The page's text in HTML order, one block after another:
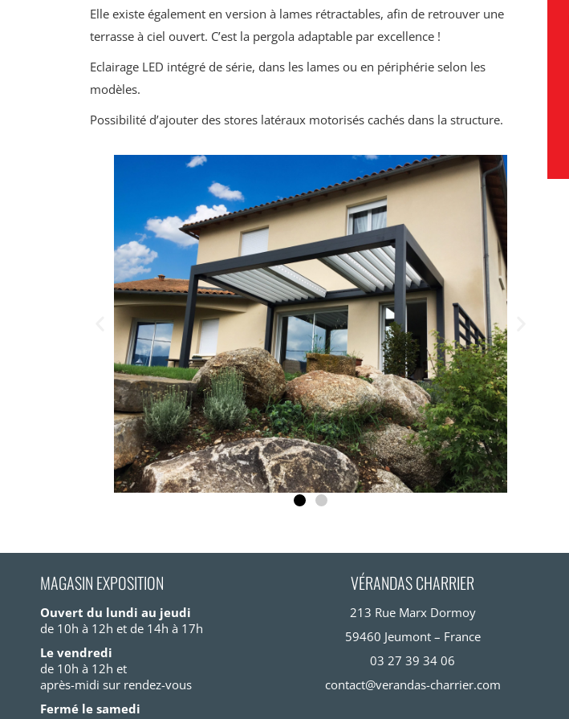
Elle existe également en version à lames rétractables, afin de retrouver une
terrasse à ciel ouvert. C’est la pergola adaptable par excellence !
Eclairage LED intégré de série, dans les lames ou en périphérie selon les
modèles.
Possibilité d’ajouter des stores latéraux motorisés cachés dans la structure.
MAGASIN EXPOSITION
Ouvert du lundi au jeudi
de 10h à 12h et de 14h à 17h
Le vendredi
de 10h à 12h et
après-midi sur rendez-vous
Fermé le samedi
VÉRANDAS CHARRIER
213 Rue Marx Dormoy
59460 Jeumont – France
03 27 39 34 06
contact@verandas-charrier.com